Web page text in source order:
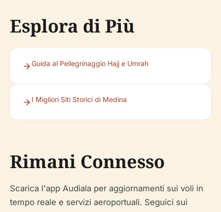
Esplora di Più
Guida al Pellegrinaggio Hajj e Umrah
I Migliori Siti Storici di Medina
Rimani Connesso
Scarica l'app Audiala per aggiornamenti sui voli in
tempo reale e servizi aeroportuali. Seguici sui